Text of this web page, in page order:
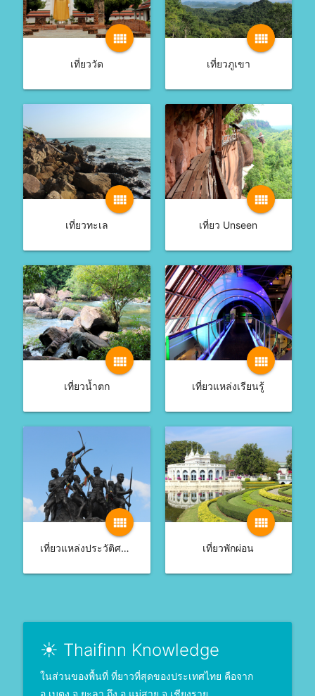
view_comfy
เที่ยววัด
view_comfy
เที่ยวภูเขา
view_comfy
เที่ยวทะเล
view_comfy
เที่ยว Unseen
view_comfy
เที่ยวน้ำตก
view_comfy
เที่ยวแหล่งเรียนรู้
view_comfy
เที่ยวแหล่งประวัติศาสตร์
view_comfy
เที่ยวพักผ่อน
☀ Thaifinn Knowledge
ในส่วนของพื้นที่ ที่ยาวที่สุดของประเทศไทย คือจาก
อ.เบตง จ.ยะลา ถึง อ.แม่สาย จ.เชียงราย